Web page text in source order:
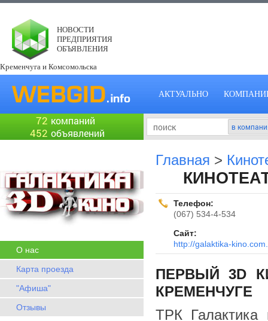
НОВОСТИ
ПРЕДПРИЯТИЯ
ОБЪЯВЛЕНИЯ
Кременчуга и Комсомольска
АКТУАЛЬНО
72 компаний
452 объявлений
Главная >
Телефон:
(067) 534-4-534
Сайт:
http://galaktika-
ПЕРВЫЙ 3D
КРЕМЕНЧУГЕ
ТРК Галактика
О нас
Карта проезда
"Афиша"
Отзывы